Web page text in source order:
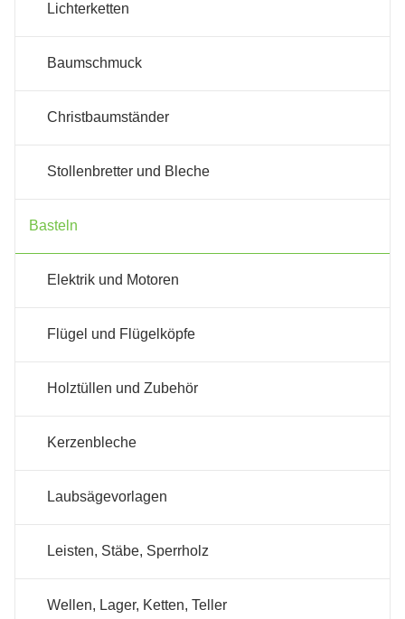
Lichterketten
Baumschmuck
Christbaumständer
Stollenbretter und Bleche
Basteln
Elektrik und Motoren
Flügel und Flügelköpfe
Holztüllen und Zubehör
Kerzenbleche
Laubsägevorlagen
Leisten, Stäbe, Sperrholz
Wellen, Lager, Ketten, Teller